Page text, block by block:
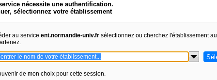
nécessite une authentification.
sélectionnez votre établissement
au service ent.normandie-univ.fr sélectionnez ou cherchez l'établissement
de mon choix pour cette session.